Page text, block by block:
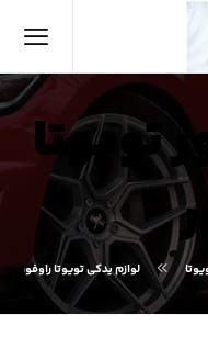
تویوتا
لوازم یدکی تویوتا راوفور